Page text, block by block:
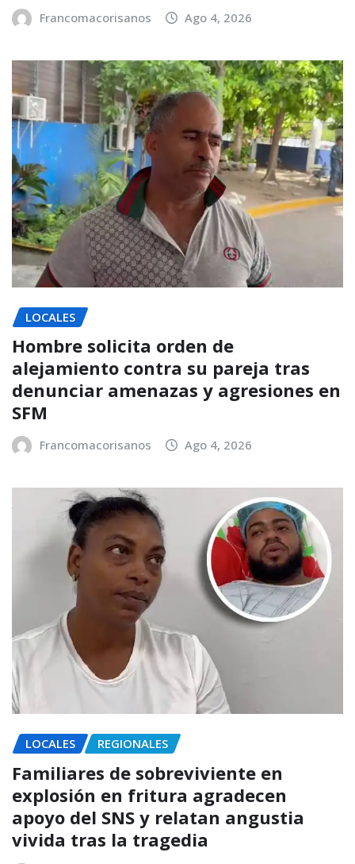
Francomacorisanos Ago 4, 2026
LOCALES
Hombre solicita orden de
alejamiento contra su pareja tras
denunciar amenazas y agresiones en
SFM
Francomacorisanos Ago 4, 2026
LOCALES REGIONALES
Familiares de sobreviviente en
explosión en fritura agradecen
apoyo del SNS y relatan angustia
vivida tras la tragedia